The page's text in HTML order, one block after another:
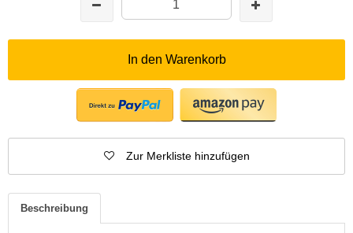
In den Warenkorb
Zur Merkliste hinzufügen
Beschreibung